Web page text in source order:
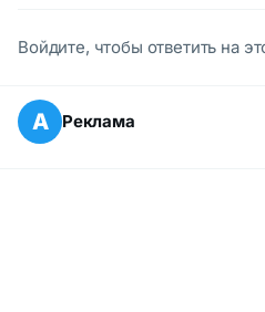
Войдите, чтобы ответить на
А Реклама